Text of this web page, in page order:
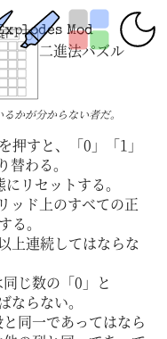
Mod
二進法パズル
かが分からない者だ。
すと、「0」「1」
替わる。
リセットする。
ッド上のすべての正
る。
上連続してはならな
じ数の「0」と
ならない。
同一であってはなら